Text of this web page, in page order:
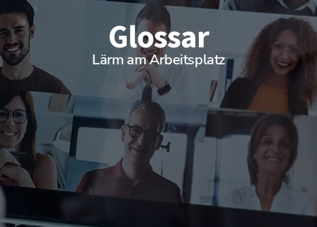
Glossar
Lärm am Arbeitsplatz